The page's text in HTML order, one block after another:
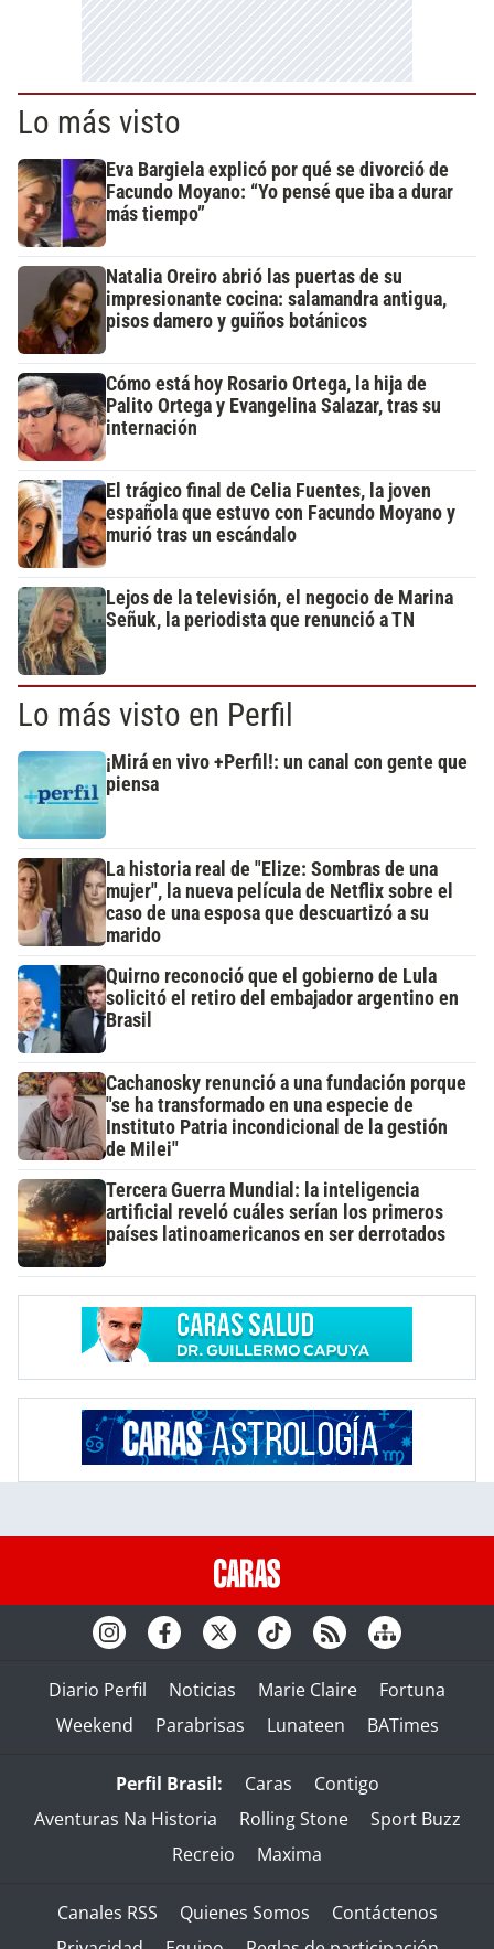
Lo más visto
Eva Bargiela explicó por qué se divorció de
Facundo Moyano: “Yo pensé que iba a durar
más tiempo”
Natalia Oreiro abrió las puertas de su
impresionante cocina: salamandra antigua,
pisos damero y guiños botánicos
Cómo está hoy Rosario Ortega, la hija de
Palito Ortega y Evangelina Salazar, tras su
internación
El trágico final de Celia Fuentes, la joven
española que estuvo con Facundo Moyano y
murió tras un escándalo
Lejos de la televisión, el negocio de Marina
Señuk, la periodista que renunció a TN
Lo más visto en Perfil
¡Mirá en vivo +Perfil!: un canal con gente que
piensa
La historia real de "Elize: Sombras de una
mujer", la nueva película de Netflix sobre el
caso de una esposa que descuartizó a su
marido
Quirno reconoció que el gobierno de Lula
solicitó el retiro del embajador argentino en
Brasil
Cachanosky renunció a una fundación porque
"se ha transformado en una especie de
Instituto Patria incondicional de la gestión
de Milei"
Tercera Guerra Mundial: la inteligencia
artificial reveló cuáles serían los primeros
países latinoamericanos en ser derrotados
Diario Perfil Noticias Marie Claire
Fortuna
Weekend
Parabrisas Lunateen BATimes
Perfil Brasil: Caras
Contigo
Aventuras Na Historia
Rolling Stone
Sport Buzz
Recreio
Maxima
Canales RSS Quienes Somos
Contáctenos